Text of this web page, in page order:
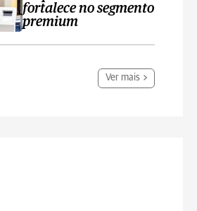
fortalece no segmento
premium
Ver mais